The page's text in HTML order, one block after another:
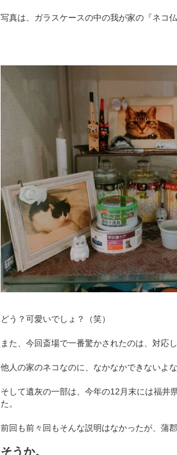
写真は、ガラスケースの中の我が家の『ネコ仏
どう？可愛いでしょ？（笑）
また、今回斎場で一番驚かされたのは、対応
他人の家のネコなのに、なかなかできないよな
そして遺灰の一部は、今年の12月末には福井
た。
前回も前々回もそんな説明はなかったが、蒲
そうか。